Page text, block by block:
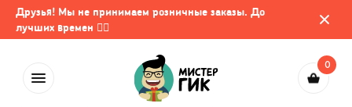
Друзья! Мы не принимаем розничные заказы. До
лучших времен 🤷‍♂️
0